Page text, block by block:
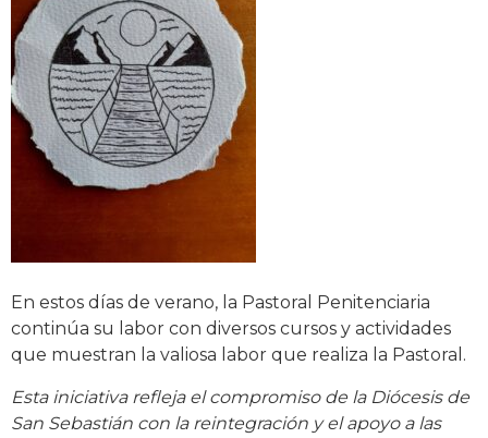
En estos días de verano, la Pastoral Penitenciaria
continúa su labor con diversos cursos y actividades
que muestran la valiosa labor que realiza la Pastoral.
Esta iniciativa refleja el compromiso de la Diócesis de
San Sebastián con la reintegración y el apoyo a las